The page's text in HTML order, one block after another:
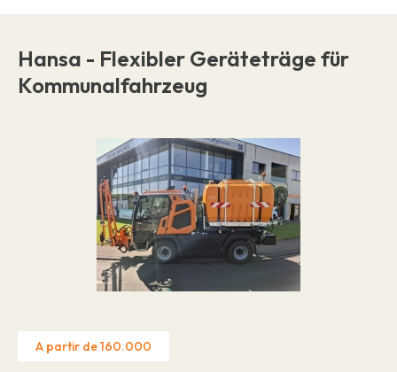
Hansa - Flexibler Geräteträge für
Kommunalfahrzeug
A partir de 160.000